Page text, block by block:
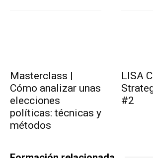
Masterclass |
Cómo analizar unas
elecciones
políticas: técnicas y
métodos
LISA
#2